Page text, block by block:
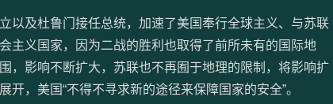
以及杜鲁门接任总统，加速了美国奉行全球主义、与苏联
主义国家，因为二战的胜利也取得了前所未有的国际地
，影响不断扩大，苏联也不再囿于地理的限制，将影响扩
，美国“不得不寻求新的途径来保障国家的安全”。